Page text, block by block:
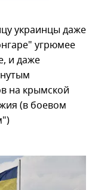
украинцы даже
угрюмее
и даже
на крымской
(в боевом